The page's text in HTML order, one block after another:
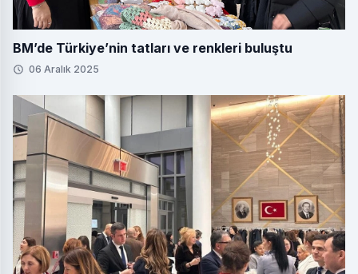
BM’de Türkiye’nin tatları ve renkleri buluştu
06 Aralık 2025